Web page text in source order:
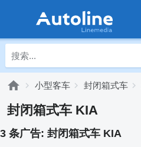
小型客车 封闭箱式车
封闭箱式车 KIA
3 条广告: 封闭箱式车 KIA